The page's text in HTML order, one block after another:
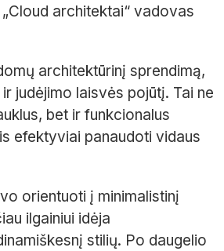
Cloud architektai“ vadovas
architektūrinį sprendimą,
judėjimo laisvės pojūtį. Tai ne
bet ir funkcionalus
efektyviai panaudoti vidaus
orientuoti į minimalistinį
ilgainiui idėja
stilių. Po daugelio